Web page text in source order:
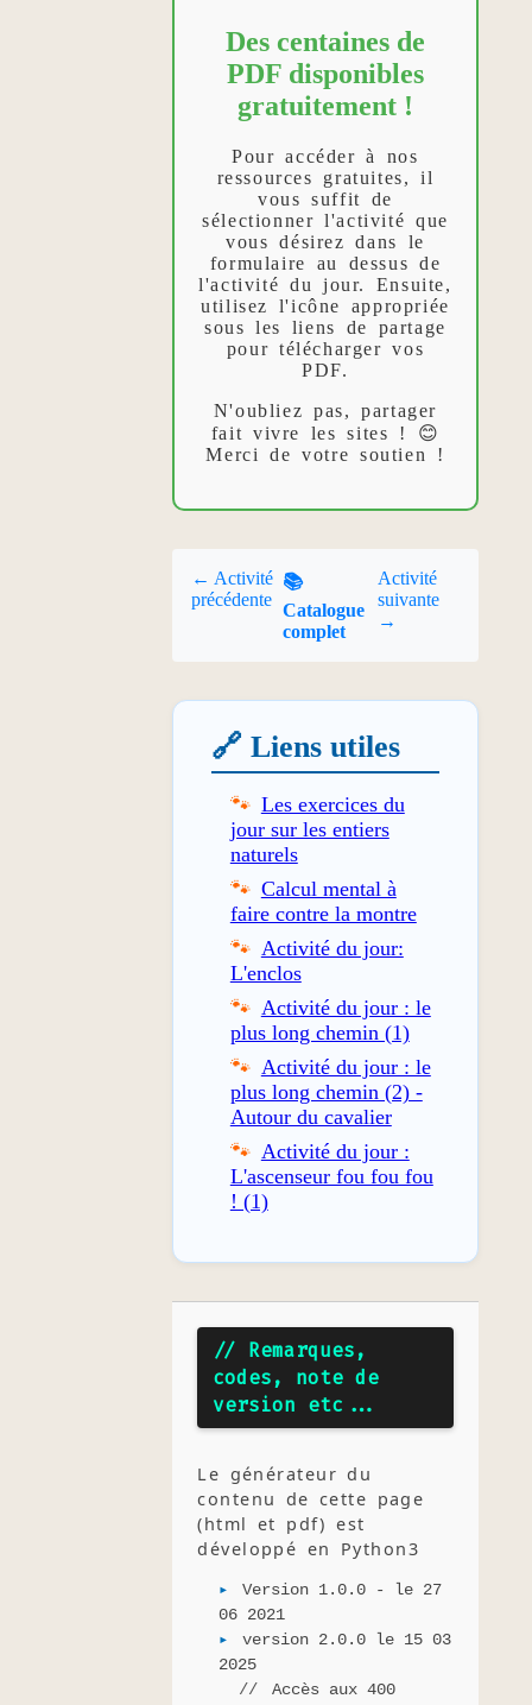
Des centaines de
PDF disponibles
gratuitement !
Pour accéder à nos
ressources gratuites, il
vous suffit de
sélectionner l'activité que
vous désirez dans le
formulaire au dessus de
l'activité du jour. Ensuite,
utilisez l'icône appropriée
sous les liens de partage
pour télécharger vos
PDF.
N'oubliez pas, partager
fait vivre les sites ! 😊
Merci de votre soutien !
← Activité
précédente
📚
Catalogue
complet
Activité
suivante
→
🔗 Liens utiles
Les exercices du
jour sur les entiers
naturels
Calcul mental à
faire contre la montre
Activité du jour:
L'enclos
Activité du jour : le
plus long chemin (1)
Activité du jour : le
plus long chemin (2) -
Autour du cavalier
Activité du jour :
L'ascenseur fou fou fou
! (1)
// Remarques,
codes, note de
version etc...
Le générateur du
contenu de cette page
(html et pdf) est
développé en Python3
Version 1.0.0 - le 27
06 2021
version 2.0.0 le 15 03
2025
Accès aux 400